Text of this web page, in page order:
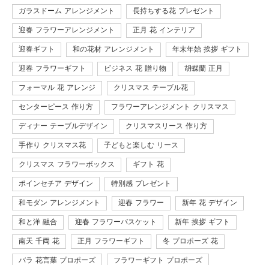
ガラスドーム アレンジメント 長持ちする花 プレゼント
迎春 フラワーアレンジメント 正月 花 インテリア
迎春ギフト 和の花材 アレンジメント 年末年始 挨拶 ギフト
迎春 フラワーギフト ビジネス 花 贈り物 胡蝶蘭 正月
フォーマル 花 アレンジ クリスマス テーブル花
センターピース 作り方 フラワーアレンジメント クリスマス
ディナー テーブルデザイン クリスマスリース 作り方
手作り クリスマス花 子どもと楽しむ リース
クリスマス フラワーボックス ギフト 花
ポインセチア デザイン 特別感 プレゼント
和モダン アレンジメント 迎春 フラワー 新年 花 デザイン
和と洋 融合 迎春 フラワーバスケット 新年 挨拶 ギフト
南天 千両 花 正月 フラワーギフト 冬 プロポーズ 花
バラ 花言葉 プロポーズ フラワーギフト プロポーズ